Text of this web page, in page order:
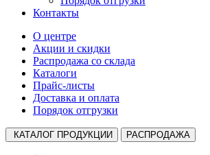
Контакты
О центре
Акции и скидки
Распродажа со склада
Каталоги
Прайс-листы
Доставка и оплата
Порядок отгрузки
КАТАЛОГ ПРОДУКЦИИ РАСПРОДАЖА